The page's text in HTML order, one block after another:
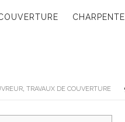
CHARPENTE
, TRAVAUX DE COUVERTURE